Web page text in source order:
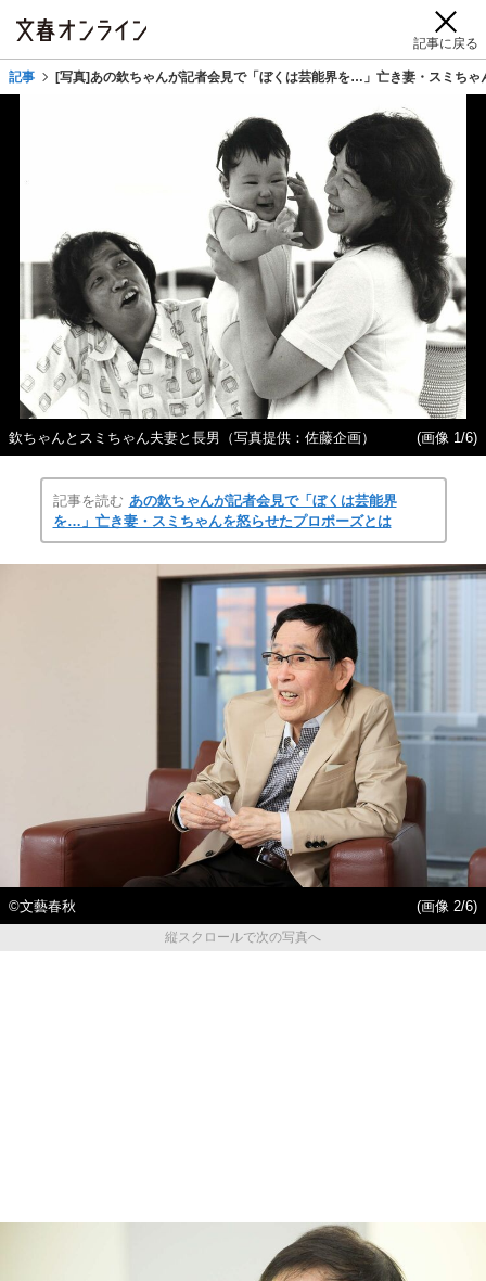
記事に戻る
記事 [写真]あの欽ちゃんが記者会見で「ぼくは芸能界を…」亡き妻・スミちゃ
欽ちゃんとスミちゃん夫妻と長男（写真提供：佐藤企画） (画像 1/6)
記事を読む あの欽ちゃんが記者会見で「ぼくは芸能界
を…」亡き妻・スミちゃんを怒らせたプロポーズとは
©文藝春秋
(画像 2/6)
縦スクロールで次の写真へ